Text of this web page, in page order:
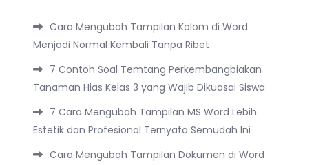
Cara Mengubah Tampilan Kolom di Word
Menjadi Normal Kembali Tanpa Ribet
7 Contoh Soal Temtang Perkembangbiakan
Tanaman Hias Kelas 3 yang Wajib Dikuasai Siswa
7 Cara Mengubah Tampilan MS Word Lebih
Estetik dan Profesional Ternyata Semudah Ini
Cara Mengubah Tampilan Dokumen di Word